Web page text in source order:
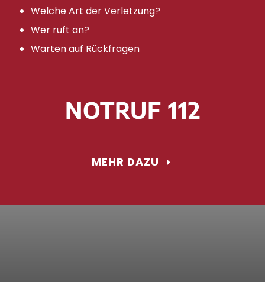
Welche Art der Verletzung?
Wer ruft an?
Warten auf Rückfragen
NOTRUF 112
MEHR DAZU